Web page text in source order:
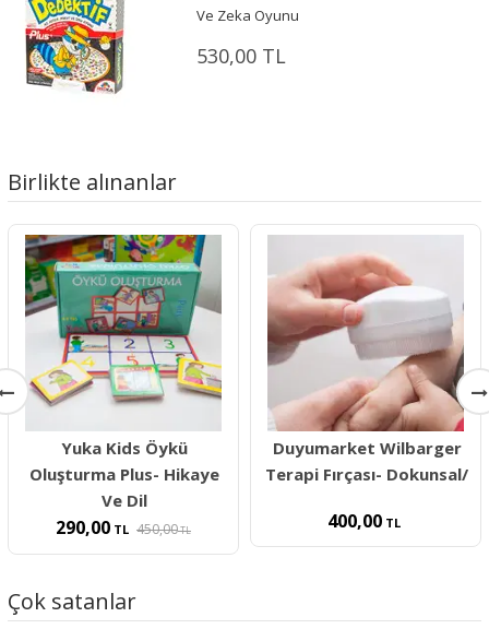
Ve Zeka Oyunu
530,00 TL
Birlikte alınanlar
Yuka Kids Öykü
Oluşturma Plus- Hikaye
Ve Dil
290,00 TL 450,00TL
Duyumarket Wilbarger
Terapi Fırçası- Dokunsal/
400,00 TL
Çok satanlar